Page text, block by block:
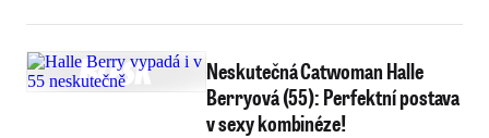
Neskutečná Catwoman Halle
Berryová (55): Perfektní postava
v sexy kombinéze!